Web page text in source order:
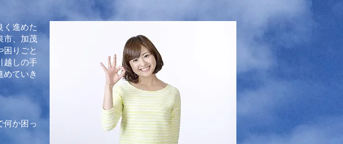
く進めた
市、加茂
りごと
越しの手
めていき
何か困っ